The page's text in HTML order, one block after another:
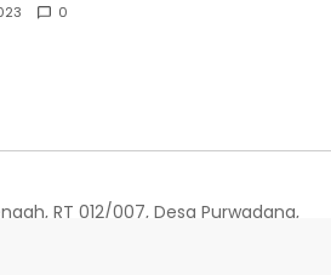
0
RT 012/007, Desa Purwadana,